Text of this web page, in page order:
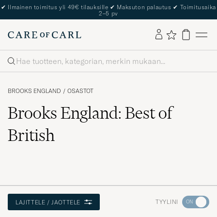
✔ Ilmainen toimitus yli 49€ tilauksille ✔ Maksuton palautus ✔ Toimitusaika
2–5 pv
Haku
BROOKS ENGLAND / OSASTOT
Brooks England: Best of
British
LAJITTELE / JAOTTELE TYYLINI
Aktivoi